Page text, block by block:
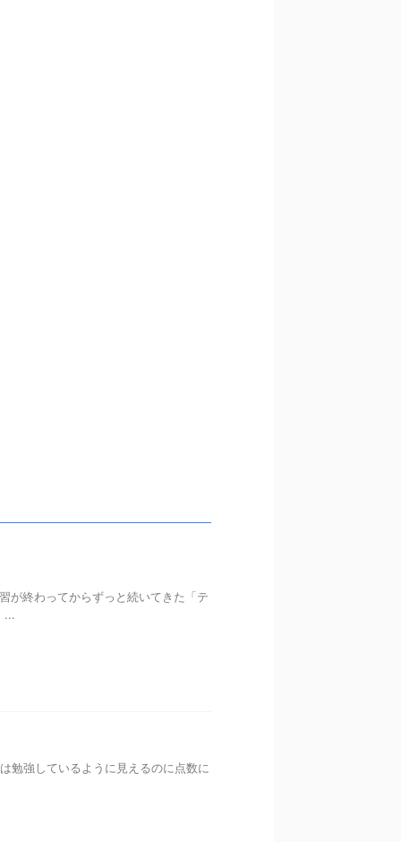
が終わってからずっと続いてきた「テ
...
勉強しているように見えるのに点数に